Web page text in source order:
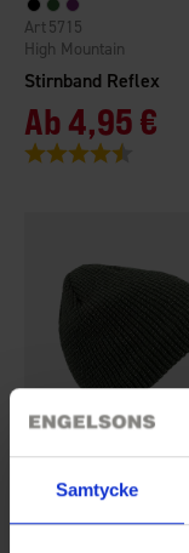
Samtycke
Stirnband Reflex
High Mountain
5715
Ab4,95 €
Bewertung:
High Mountain
1293